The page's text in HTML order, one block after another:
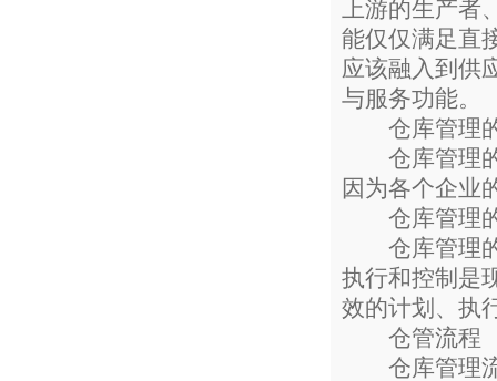
上游的生产
能仅仅满足直
应该融入到供
与服务功能。
仓库管理
仓库管理的
因为各个企业
仓库管理的
仓库管理的
执行和控制是
效的计划、执
仓管流程
仓库管理流